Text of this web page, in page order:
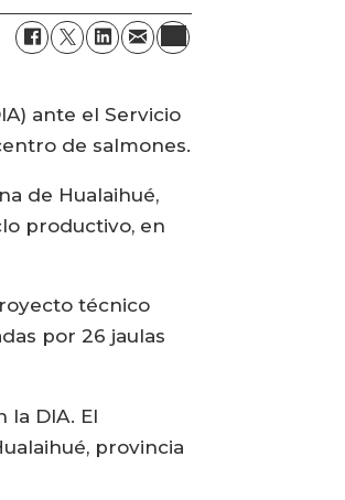
ante el Servicio
de salmones.
de Hualaihué,
productivo, en
técnico
por 26 jaulas
la DIA. El
provincia